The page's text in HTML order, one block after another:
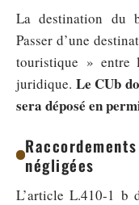
La destination du
Passer d’une
touristique » entre
juridique. Le CUb
sera déposé en
négligées
L’article L.410-1 b